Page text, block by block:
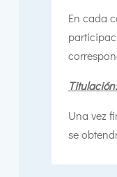
En cada
Titulación:
Una vez
se